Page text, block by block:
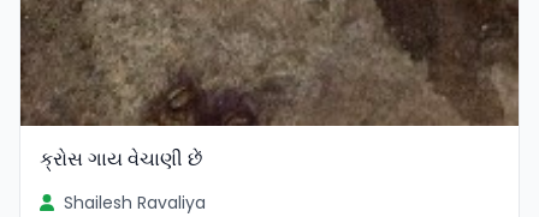
ક્રોસ ગાય વેચાણી છેં
Shailesh Ravaliya